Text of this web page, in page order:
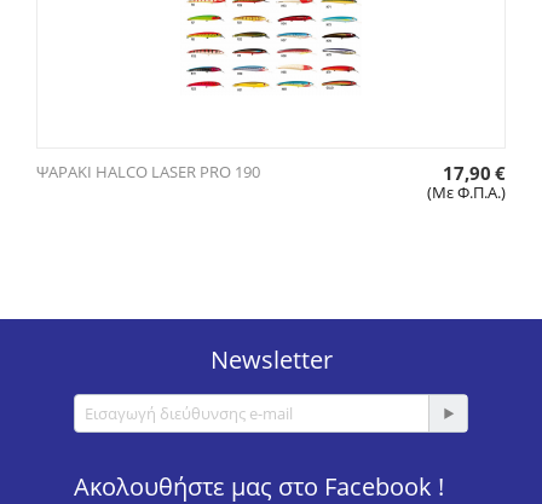
ΨΑΡΑΚΙ HALCO LASER PRO 190 17,90 €
(Με Φ.Π.Α.)
Newsletter
Ακολουθήστε μας στο Facebook !